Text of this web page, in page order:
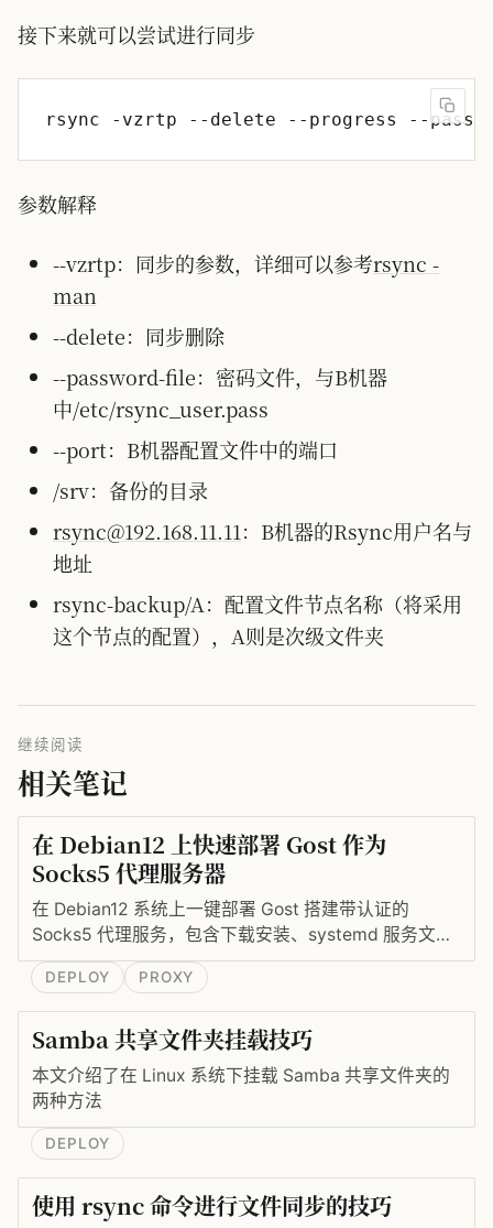
接下来就可以尝试进行同步
rsync -vzrtp --delete --progress --
参数解释
--vzrtp：同步的参数，详细可以参考rsync -
man
--delete：同步删除
--password-file：密码文件，与B机器
中/etc/rsync_user.pass
--port：B机器配置文件中的端口
/srv：备份的目录
rsync@192.168.11.11：B机器的Rsync用户名与
地址
rsync-backup/A：配置文件节点名称（将采用
这个节点的配置），A则是次级文件夹
继续阅读
相关笔记
在 Debian12 上快速部署 Gost 作为
Socks5 代理服务器
在 Debian12 系统上一键部署 Gost 搭建带认证的
Socks5 代理服务，包含下载安装、systemd 服务文件
编写与开机自启。
DEPLOY PROXY
Samba 共享文件夹挂载技巧
本文介绍了在 Linux 系统下挂载 Samba 共享文件夹的
两种方法
DEPLOY
使用 rsync 命令进行文件同步的技巧